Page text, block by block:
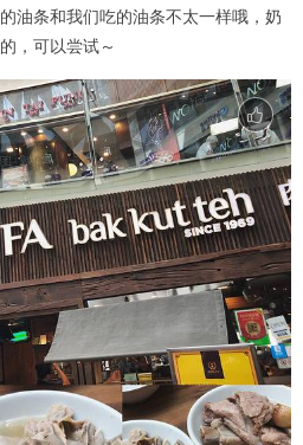
油条和我们吃的油条不太一样哦，奶
，可以尝试～